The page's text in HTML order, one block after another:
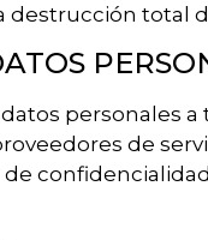
destrucción total
personales
de
de